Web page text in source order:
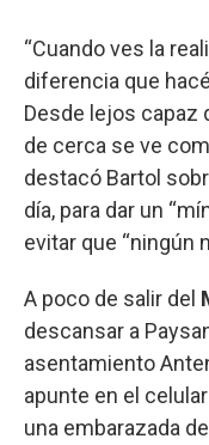
“Cuando ves la
diferencia que
Desde lejos capaz
de cerca se ve
destacó Bartol
día, para dar un
evitar que “ningún
A poco de salir del
descansar a
asentamiento
apunte en el
una embarazada